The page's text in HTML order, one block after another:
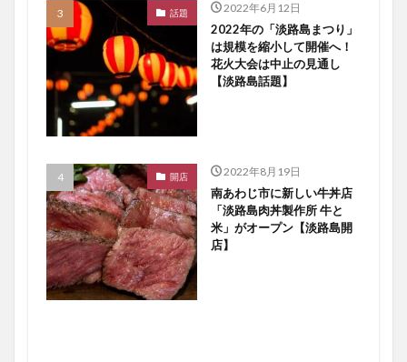
話題 2022年6月12日
2022年の「淡路島まつり」
は規模を縮小して開催へ！
花火大会は中止の見通し
【淡路島話題】
開店 2022年8月19日
南あわじ市に新しい牛丼店
「淡路島肉丼製作所 牛と
米」がオープン【淡路島開
店】